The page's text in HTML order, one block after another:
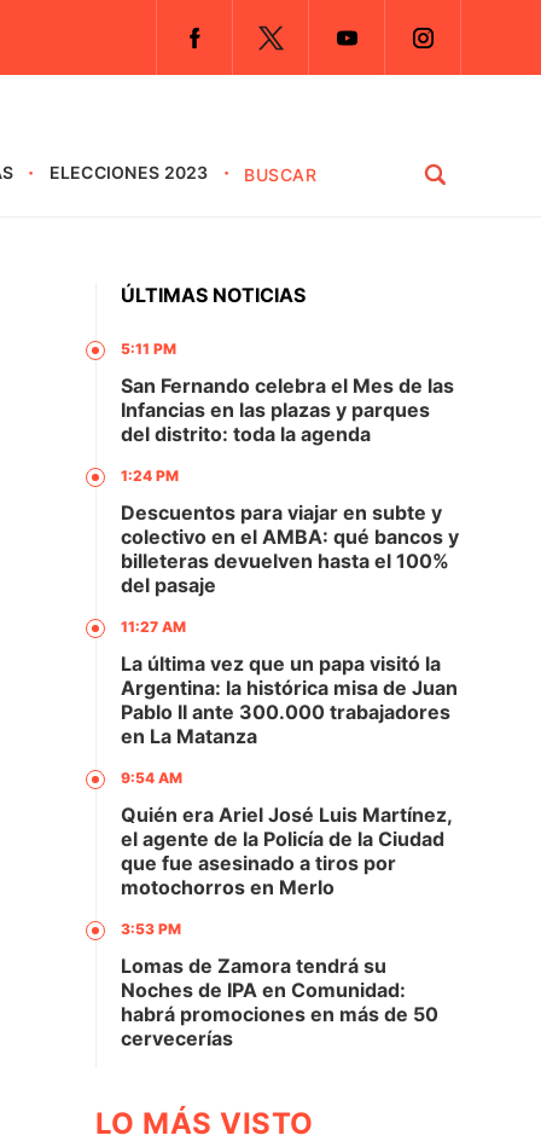
ELECCIONES 2023
ÚLTIMAS NOTICIAS
5:11 PM
San Fernando celebra el Mes de las
Infancias en las plazas y parques
del distrito: toda la agenda
1:24 PM
Descuentos para viajar en subte y
colectivo en el AMBA: qué bancos y
billeteras devuelven hasta el 100%
del pasaje
11:27 AM
La última vez que un papa visitó la
Argentina: la histórica misa de Juan
Pablo II ante 300.000 trabajadores
en La Matanza
9:54 AM
Quién era Ariel José Luis Martínez,
el agente de la Policía de la Ciudad
que fue asesinado a tiros por
motochorros en Merlo
3:53 PM
Lomas de Zamora tendrá su
Noches de IPA en Comunidad:
habrá promociones en más de 50
cervecerías
LO MÁS VISTO